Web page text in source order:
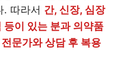
. 따라서 간, 신장, 심장
등이 있는 분과 의약품
문가와 상담 후 복용